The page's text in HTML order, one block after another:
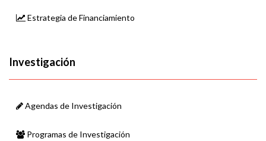
Estrategia de Financiamiento
Investigación
Agendas de Investigación
Programas de Investigación